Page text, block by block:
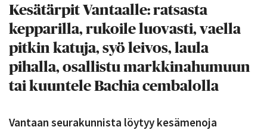
Kesätärpit Vantaalle: ratsasta
kepparilla, rukoile luovasti, vaella
pitkin katuja, syö leivos, laula
pihalla, osallistu markkinahumuun
tai kuuntele Bachia cembalolla
Vantaan seurakunnista löytyy kesämenoja